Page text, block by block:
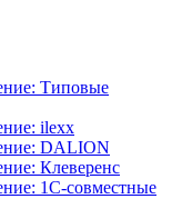
Типовые
ilexx
DALION
Клеверенс
1С-совместные